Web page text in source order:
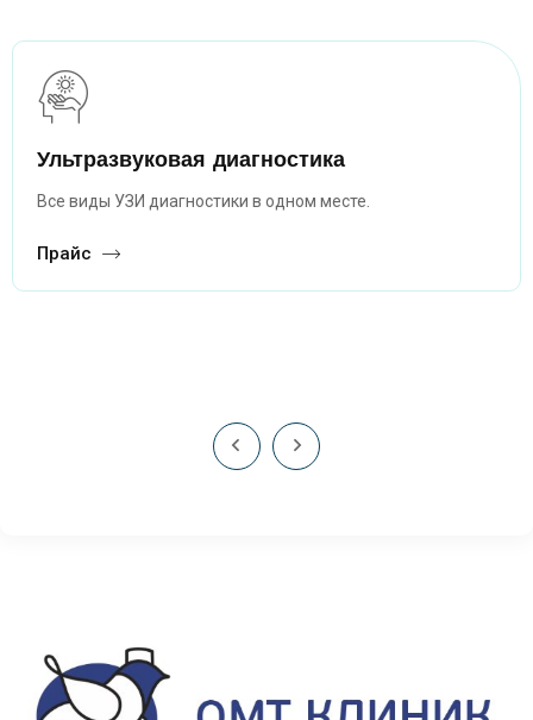
Ультразвуковая диагностика
Все виды УЗИ диагностики в одном месте.
Прайс